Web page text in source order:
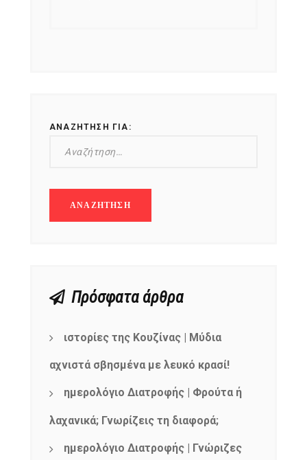
ΑΝΑΖΉΤΗΣΗ ΓΙΑ:
Πρόσφατα άρθρα
ιστορίες της Κουζίνας | Μύδια
αχνιστά σβησμένα με λευκό κρασί!
ημερολόγιο Διατροφής | Φρούτα ή
λαχανικά; Γνωρίζεις τη διαφορά;
ημερολόγιο Διατροφής | Γνώριζες